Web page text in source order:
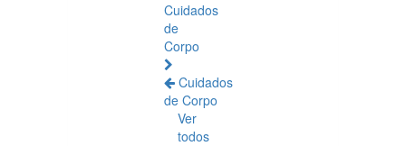
Cuidados
de
Corpo
Cuidados
de Corpo
Ver
todos